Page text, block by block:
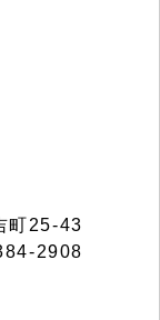
町25-43
2908